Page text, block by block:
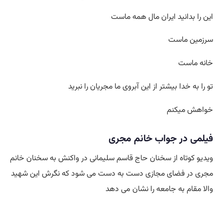
این را بدانید ایران مال همه ماست
سرزمین ماست
خانه ماست
تو را به خدا بیشتر از این آبروی ما مجریان را نبرید
خواهش میکنم
فیلمی در جواب خانم مجری
ویدیو کوتاه از سخنان حاج قاسم سلیمانی در واکنش به سخنان خانم
مجری در فضای مجازی دست به دست می شود که نگرش این شهید
والا مقام به جامعه را نشان می دهد